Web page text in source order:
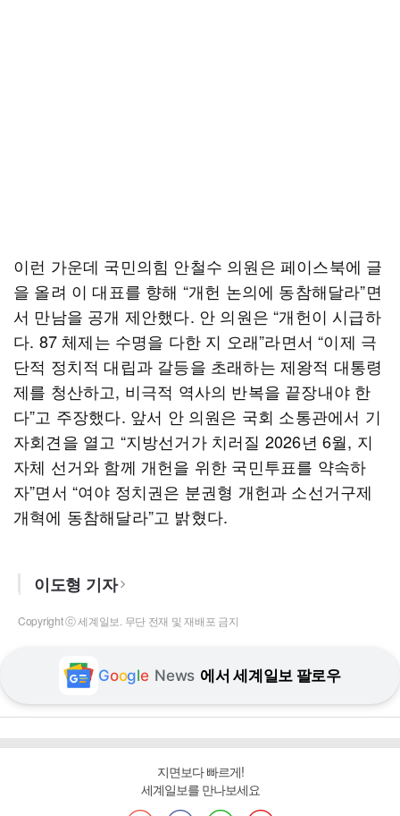
이런 가운데 국민의힘 안철수 의원은 페이스북에 글
을 올려 이 대표를 향해 “개헌 논의에 동참해달라”면
서 만남을 공개 제안했다. 안 의원은 “개헌이 시급하
다. 87 체제는 수명을 다한 지 오래”라면서 “이제 극
단적 정치적 대립과 갈등을 초래하는 제왕적 대통령
제를 청산하고, 비극적 역사의 반복을 끝장내야 한
다”고 주장했다. 앞서 안 의원은 국회 소통관에서 기
자회견을 열고 “지방선거가 치러질 2026년 6월, 지
자체 선거와 함께 개헌을 위한 국민투표를 약속하
자”면서 “여야 정치권은 분권형 개헌과 소선거구제
개혁에 동참해달라”고 밝혔다.
이도형 기자
Copyright ⓒ 세계일보. 무단 전재 및 재배포 금지
Google News 에서 세계일보 팔로우
지면보다 빠르게!
세계일보를 만나보세요